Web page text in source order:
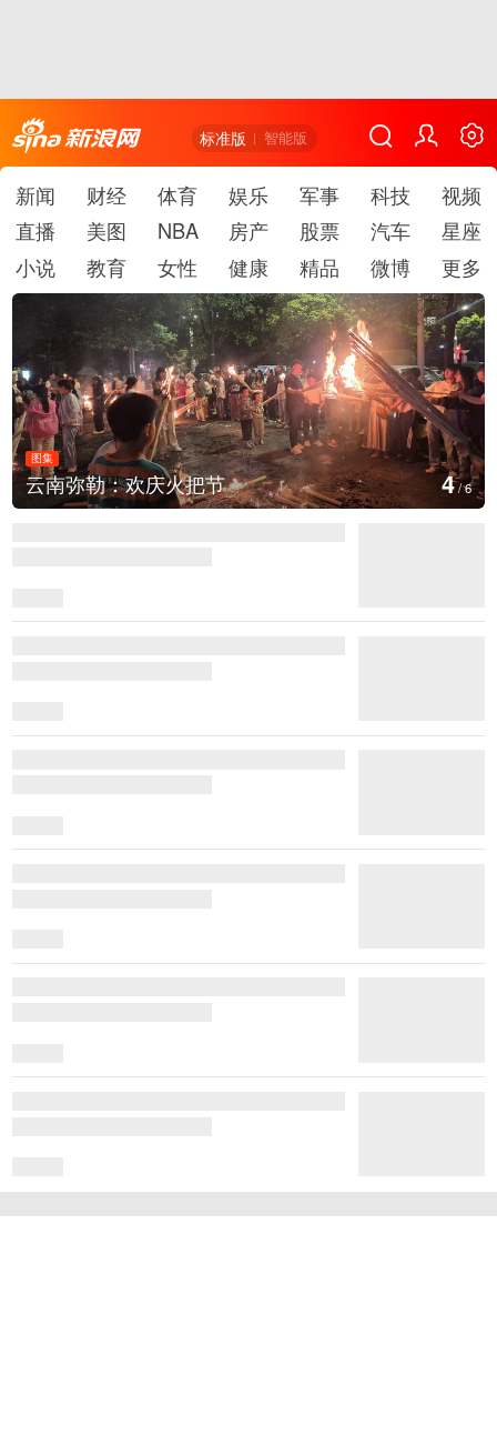
标准版 智能版
新闻 财经 体育 娱乐 军事 科技
视频
直播
美图 NBA 房产 股票 汽车
星座
小说
教育 女性 健康 精品 微博 更多
图集
江西铅山：千灯点亮葛仙村 5/6